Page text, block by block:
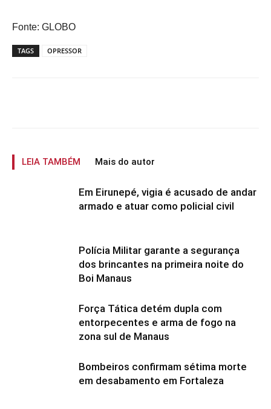
Fonte: GLOBO
TAGS OPRESSOR
LEIA TAMBÉM Mais do autor
Em Eirunepé, vigia é acusado de andar
armado e atuar como policial civil
Polícia Militar garante a segurança
dos brincantes na primeira noite do
Boi Manaus
Força Tática detém dupla com
entorpecentes e arma de fogo na
zona sul de Manaus
Bombeiros confirmam sétima morte
em desabamento em Fortaleza